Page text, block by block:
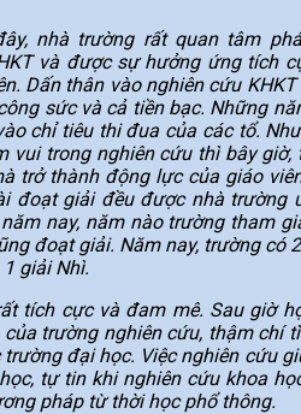
nhà trường rất quan tâm
và được sự hưởng ứng tích
Dấn thân vào nghiên cứu
sức và cả tiền bạc. Những
chỉ tiêu thi đua của các tổ.
vui trong nghiên cứu thì bây giờ,
trở thành động lực của giáo
đoạt giải đều được nhà trường
nay, năm nào trường tham
đoạt giải. Năm nay, trường có
giải Nhì.
tích cực và đam mê. Sau giờ
trường nghiên cứu, thậm chí
đại học. Việc nghiên cứu
tự tin khi nghiên cứu khoa
pháp từ thời học phổ thông.